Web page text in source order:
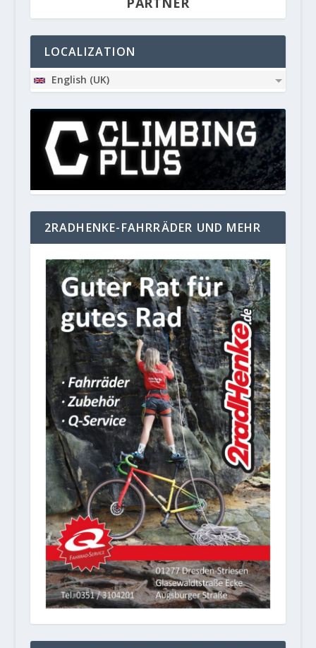
LOCALIZATION
English (UK)
2RADHENKE-FAHRRÄDER UND MEHR